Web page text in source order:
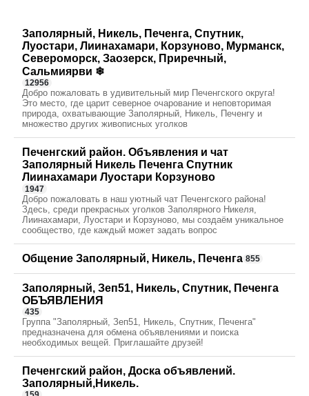
Заполярный, Никель, Печенга, Спутник,
Луостари, Лиинахамари, Корзуново, Мурманск,
Североморск, Заозерск, Приречный,
Сальмиярви ❄
12956
Добро пожаловать в удивительный мир Печенгского округа!
Это место, где царит северное очарование и неповторимая
природа, охватывающие Заполярный, Никель, Печенгу и
множество других живописных уголков
Печенгский район. Объявления и чат
Заполярный Никель Печенга Спутник
Лиинахамари Луостари Корзуново
1947
Добро пожаловать в наш уютный чат Печенгского района!
Здесь, среди прекрасных уголков Заполярного Никеля,
Лиинахамари, Луостари и Корзуново, мы создаём уникальное
сообщество, где каждый может задать вопрос
Общение Заполярный, Никель, Печенга 855
Заполярный, Зеп51, Никель, Спутник, Печенга
ОБЪЯВЛЕНИЯ
435
Группа "Заполярный, Зеп51, Никель, Спутник, Печенга"
предназначена для обмена объявлениями и поиска
необходимых вещей. Приглашайте друзей!
Печенгский район, Доска объявлений.
Заполярный,Никель.